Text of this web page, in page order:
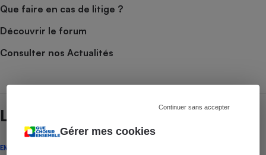
Gérer mes cookies
Continuer sans accepter
Que faire en cas de litige ?
Découvrir le forum
Consulter nos Actualités
Lire aussi
ENQUÊTE